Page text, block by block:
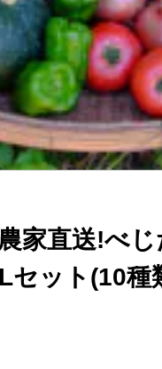
家直送!べ
ット(10種